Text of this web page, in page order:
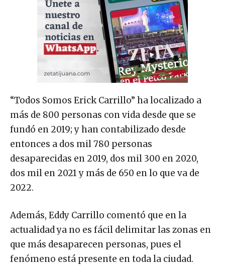
“Todos Somos Erick Carrillo” ha localizado a
más de 800 personas con vida desde que se
fundó en 2019; y han contabilizado desde
entonces a dos mil 780 personas
desaparecidas en 2019, dos mil 300 en 2020,
dos mil en 2021 y más de 650 en lo que va de
2022.
Además, Eddy Carrillo comentó que en la
actualidad ya no es fácil delimitar las zonas en
que más desaparecen personas, pues el
fenómeno está presente en toda la ciudad.